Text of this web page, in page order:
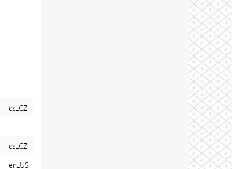
cs_CZ
cs_CZ
en_US